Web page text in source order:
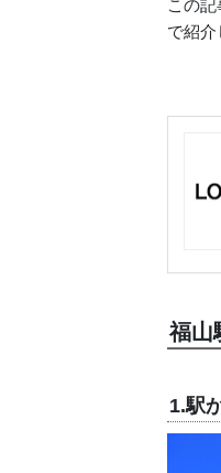
この
で紹介
福山
1.駅